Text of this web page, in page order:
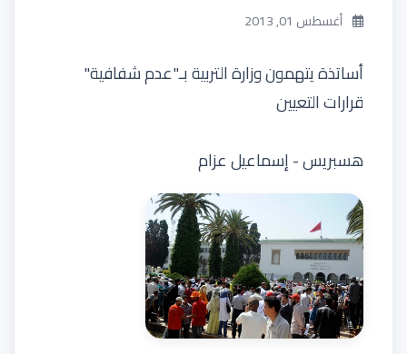
أغسطس 01, 2013
أساتذة يتهمون وزارة التربية بـ"عدم شفافية"
قرارات التعيين
هسبريس - إسماعيل عزام